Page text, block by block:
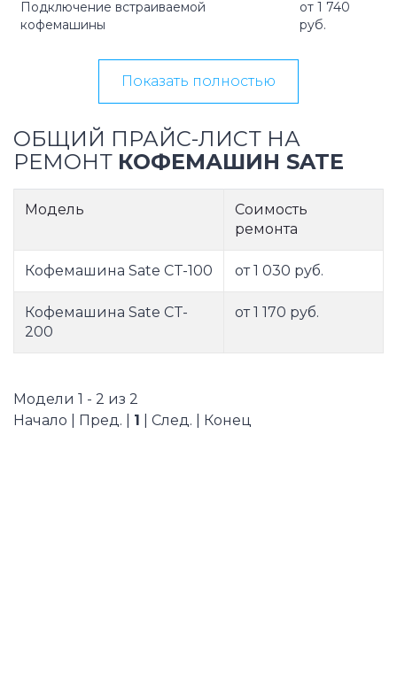
Подключение встраиваемой
кофемашины
от 1 740
руб.
Показать полностью
ОБЩИЙ ПРАЙС-ЛИСТ НА
РЕМОНТ КОФЕМАШИН SATE
Модель
Соимость
ремонта
Кофемашина Sate CT-100 от 1 030 руб.
Кофемашина Sate CT-
200
от 1 170 руб.
Модели 1 - 2 из 2
Начало | Пред. | 1 | След. | Конец